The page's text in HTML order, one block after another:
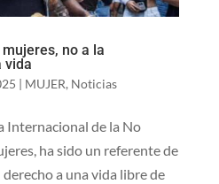
no a la
vida
| MUJER, Noticias
Internacional de la No
ha sido un referente de
a una vida libre de